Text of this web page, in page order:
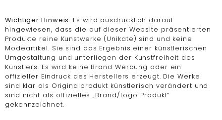
Wichtiger Hinweis: Es wird ausdrücklich darauf
hingewiesen, dass die auf dieser Website präsentierten
Produkte reine Kunstwerke (Unikate) sind und keine
Modeartikel. Sie sind das Ergebnis einer künstlerischen
Umgestaltung und unterliegen der Kunstfreiheit des
Künstlers. Es wird keine Brand Werbung oder ein
offizieller Eindruck des Herstellers erzeugt. Die Werke
sind klar als Originalprodukt künstlerisch verändert und
sind nicht als offizielles „Brand/Logo Produkt“
gekennzeichnet.